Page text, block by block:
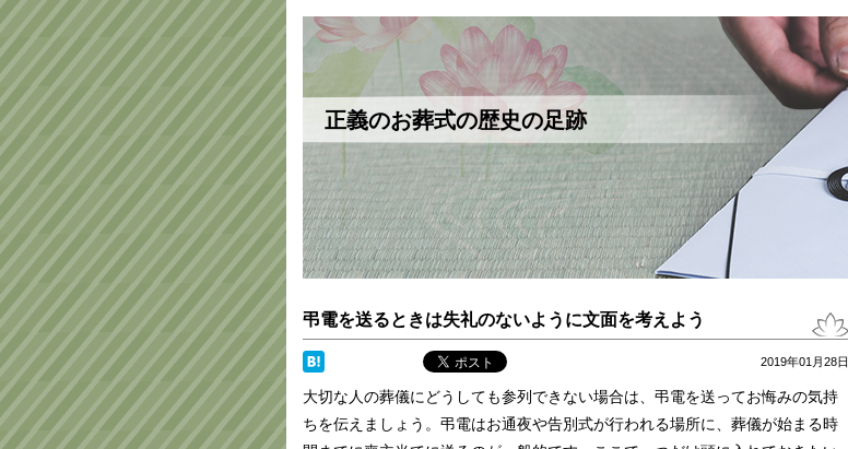
正義のお葬式の歴史の足跡
弔電を送るときは失礼のないように文面を考えよう
2019年01月28日
大切な人の葬儀にどうしても参列できない場合は、弔電を送ってお悔みの気持
ちを伝えましょう。弔電はお通夜や告別式が行われる場所に、葬儀が始まる時